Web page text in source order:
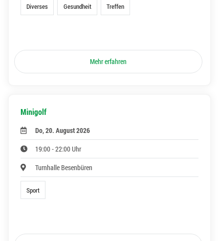
Diverses Gesundheit Treffen
Mehr erfahren
Minigolf
Do, 20. August 2026
19:00 - 22:00 Uhr
Turnhalle Besenbüren
Sport